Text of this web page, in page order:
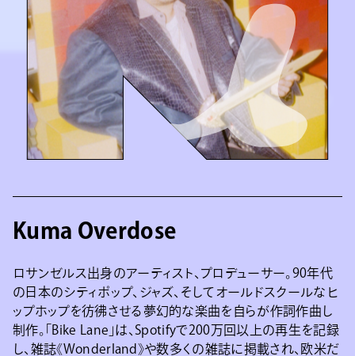
Kuma Overdose
ロサンゼルス出身のアーティスト、プロデューサー。90年代
の日本のシティポップ、ジャズ、そしてオールドスクールなヒ
ップホップを彷彿させる夢幻的な楽曲を自らが作詞作曲し
制作。「Bike Lane」は、Spotifyで200万回以上の再生を記録
し、雑誌《Wonderland》や数多くの雑誌に掲載され、欧米だ